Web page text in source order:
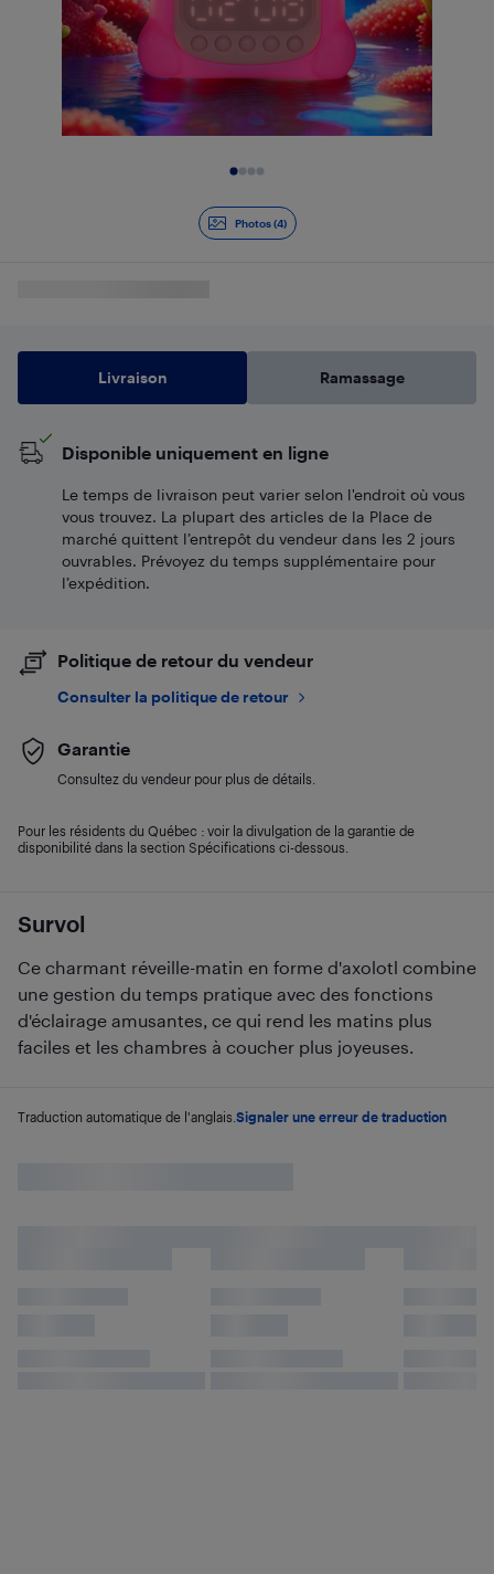
Photos (4)
Survol
Ce charmant réveille-matin en forme d'axolotl combine
une gestion du temps pratique avec des fonctions
d'éclairage amusantes, ce qui rend les matins plus
faciles et les chambres à coucher plus joyeuses.
Traduction automatique de l'anglais. Signaler une erreur de traduction
Livraison Ramassage
Disponible uniquement en ligne
Le temps de livraison peut varier selon l'endroit où vous
vous trouvez. La plupart des articles de la Place de
marché quittent l’entrepôt du vendeur dans les 2 jours
ouvrables. Prévoyez du temps supplémentaire pour
l’expédition.
Politique de retour du vendeur
Consulter la politique de retour
Garantie
Consultez du vendeur pour plus de détails.
Pour les résidents du Québec : voir la divulgation de la garantie de
disponibilité dans la section Spécifications ci-dessous.